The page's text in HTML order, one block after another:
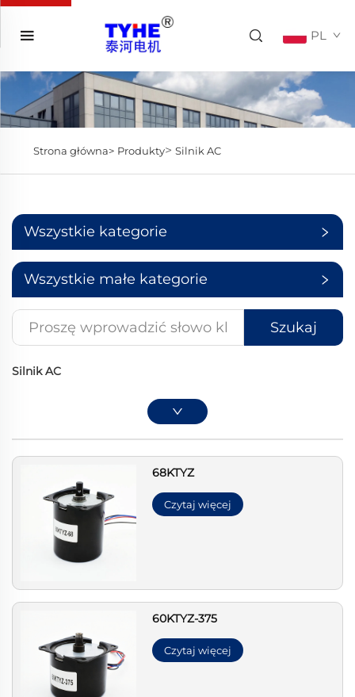
PL
Strona główna> Produkty> Silnik AC
Wszystkie kategorie
Wszystkie małe kategorie
Szukaj
Silnik AC
68KTYZ
Czytaj więcej
60KTYZ-375
Czytaj więcej